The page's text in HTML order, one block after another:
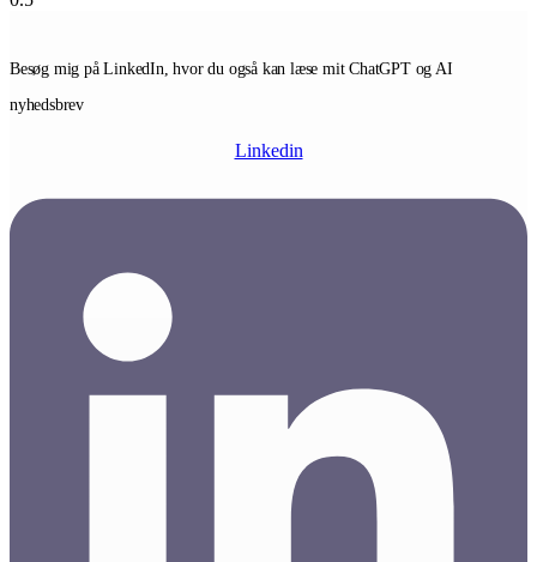
Besøg mig på LinkedIn, hvor du også kan læse mit ChatGPT og AI
nyhedsbrev
Linkedin